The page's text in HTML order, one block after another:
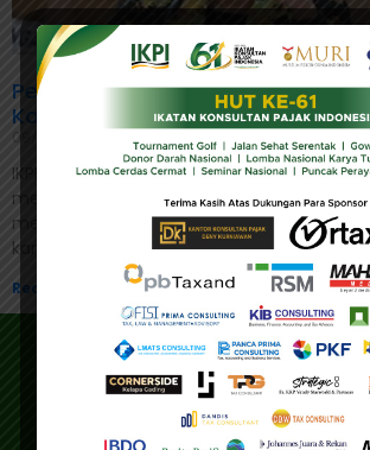
Pemerintah Masih Siapkan
Karbon
09/05/2023
IKPI, Jakarta: Menteri Keuangan, Sri Mulyani
menyiapkan instrumen pajak karbon.
memang sudah beberapa kali menunda
karbon. Berdasarkan catatan kumparan,
Read More »
Alamat
Alamat Utama :
Gedung IKPI, Jl. Condet Pejaten